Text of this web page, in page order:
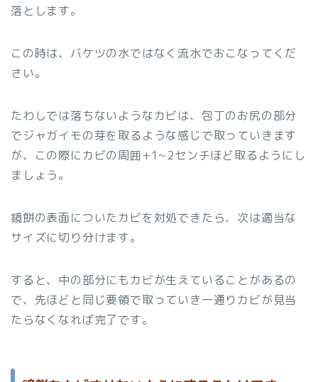
落とします。
この時は、バケツの水ではなく流水でおこなってくだ
さい。
たわしでは落ちないようなカビは、包丁のお尻の部分
でジャガイモの芽を取るような感じで取っていきます
が、この際にカビの周囲+1~2センチほど取るようにし
ましょう。
鏡餅の表面についたカビを対処できたら、次は適当な
サイズに切り分けます。
すると、中の部分にもカビが生えていることがあるの
で、先ほどと同じ要領で取っていき一通りカビが見当
たらなくなれば完了です。